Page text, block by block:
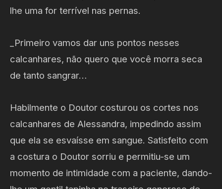
lhe uma for terrível nas pernas.
_Primeiro vamos dar uns pontos nesses
calcanhares, não quero que você morra seca
de tanto sangrar…
Habilmente o Doutor costurou os cortes nos
calcanhares de Alessandra, impedindo assim
que ela se esvaísse em sangue. Satisfeito com
a costura o Doutor sorriu e permitiu-se um
momento de intimidade com a paciente, dando-